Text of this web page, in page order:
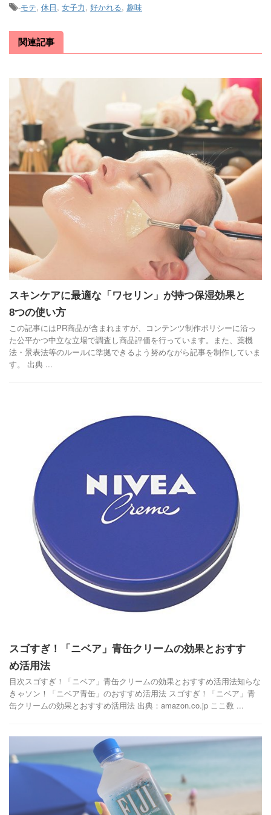
-モテ, 休日, 女子力, 好かれる, 趣味
関連記事
スキンケアに最適な「ワセリン」が持つ保湿効果と
8つの使い方
この記事にはPR商品が含まれますが、コンテンツ制作ポリシーに沿っ
た公平かつ中立な立場で調査し商品評価を行っています。また、薬機
法・景表法等のルールに準拠できるよう努めながら記事を制作していま
す。 出典 ...
スゴすぎ！「ニベア」青缶クリームの効果とおすす
め活用法
目次スゴすぎ！「ニベア」青缶クリームの効果とおすすめ活用法知らな
きゃソン！「ニベア青缶」のおすすめ活用法 スゴすぎ！「ニベア」青
缶クリームの効果とおすすめ活用法 出典：amazon.co.jp ここ数 ...